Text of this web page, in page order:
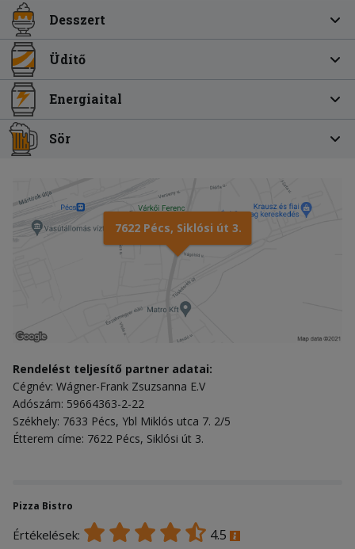
Desszert
Üdítő
Energiaital
Sör
7622 Pécs, Siklósi út 3.
Rendelést teljesítő partner adatai:
Cégnév: Wágner-Frank Zsuzsanna E.V
Adószám: 59664363-2-22
Székhely: 7633 Pécs, Ybl Miklós utca 7. 2/5
Étterem címe: 7622 Pécs, Siklósi út 3.
Pizza Bistro
Értékelések: 4.5